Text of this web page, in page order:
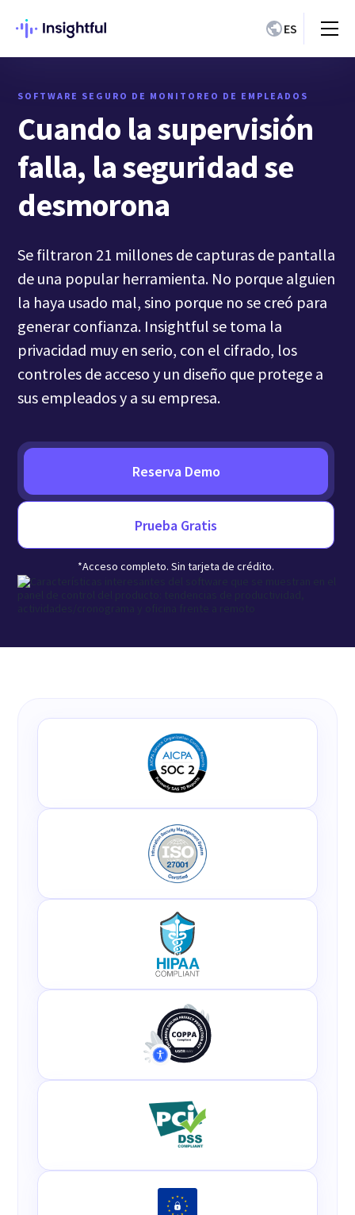
ES
SOFTWARE SEGURO DE MONITOREO DE EMPLEADOS
Cuando la supervisión
falla, la seguridad se
desmorona
Se filtraron 21 millones de capturas de pantalla
de una popular herramienta. No porque alguien
la haya usado mal, sino porque no se creó para
generar confianza. Insightful se toma la
privacidad muy en serio, con el cifrado, los
controles de acceso y un diseño que protege a
sus empleados y a su empresa.
Reserva Demo
Prueba Gratis
*Acceso completo. Sin tarjeta de crédito.